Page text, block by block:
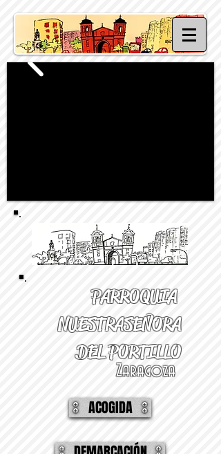
PARROQUIA
NUESTRASEÑORA
DEL PORTILLO
Zaragoza
ACOGIDA